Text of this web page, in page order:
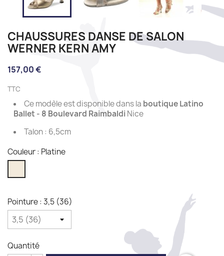
CHAUSSURES DANSE DE SALON
WERNER KERN AMY
157,00 €
TTC
Ce modèle est disponible dans la boutique Latino
Ballet - 8 Boulevard Raimbaldi Nice
Talon : 6,5cm
Couleur : Platine
Pointure : 3,5 (36)
Quantité